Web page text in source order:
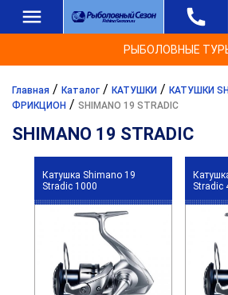
РЫБОЛОВНЫЕ
Главная / Каталог / КАТУШКИ / КАТУШКИ
ФРИКЦИОН / SHIMANO 19 STRADIC
SHIMANO 19 STRADIC
Катушка Shimano 19
Stradic 1000
Stradic